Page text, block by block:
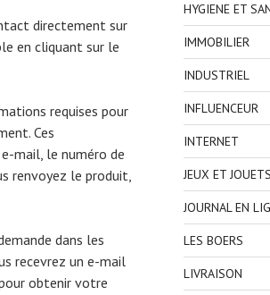
directement sur
en cliquant sur le
requises pour
Ces
mail, le numéro de
renvoyez le produit,
dans les
recevrez un e-mail
obtenir votre
HYGIENE ET
IMMOBILIER
INDUSTRIEL
INFLUENCEUR
INTERNET
JEUX ET JOUETS
JOURNAL EN
LES BOERS
LIVRAISON